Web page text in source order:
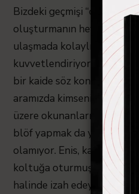
Bizdeki geçmişi “okumak”
oluşturmanın
ulaşmada kolaylık
kuvvetlendiriyor. Çünkü
bir kaide söz konusu
aramızda kimsenin
üzere okunanları genel
blöf yapmak da yok,
olamıyor. Enis, karşısına
koltuğa oturmuş kalem
halinde izah edeyim: